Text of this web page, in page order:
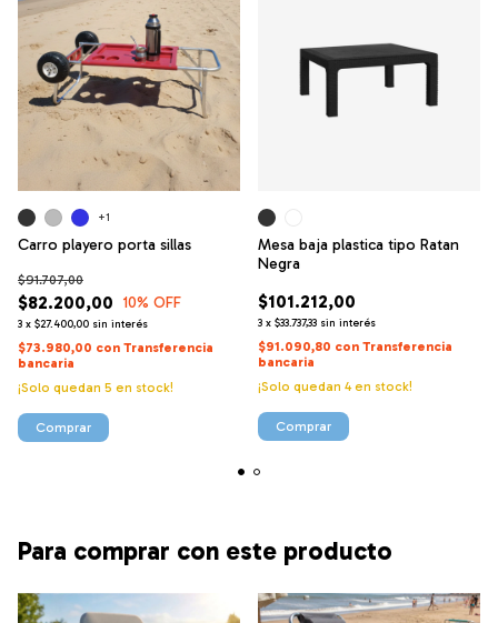
Carro playero porta sillas
$82.200,00
$91.707,00
10% OFF
3 x $27.400,00 sin interés
$73.980,00 con Transferencia
bancaria
¡Solo quedan 5 en stock!
+1
Comprar
Mesa baja plastica tipo Ratan
Negra
$101.212,00
3 x $33.737,33 sin interés
$91.090,80 con Transferencia
bancaria
¡Solo quedan 4en stock!
Comprar
Para comprar con este producto